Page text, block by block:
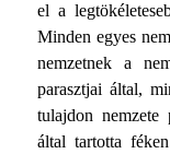
el a
Minden egyes
nemzetnek a
parasztjai által,
tulajdon nemzete
által tartotta